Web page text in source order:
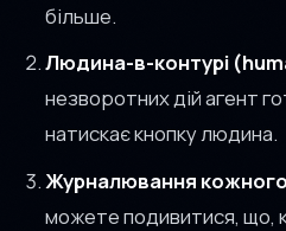
більше.
Людина-в-контурі
незворотних дій агент
натискає кнопку людина.
Журналювання
можете подивитися, що,